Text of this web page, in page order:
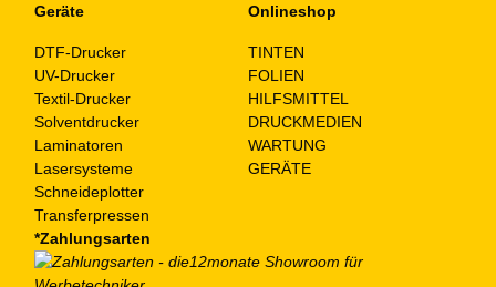
Geräte
DTF-Drucker
UV-Drucker
Textil-Drucker
Solventdrucker
Laminatoren
Lasersysteme
Schneideplotter
Transferpressen
Onlineshop
TINTEN
FOLIEN
HILFSMITTEL
DRUCKMEDIEN
WARTUNG
GERÄTE
*Zahlungsarten